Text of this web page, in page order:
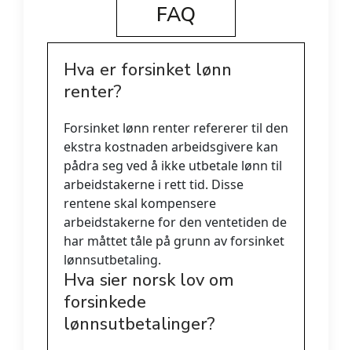
FAQ
Hva er forsinket lønn
renter?
Forsinket lønn renter refererer til den
ekstra kostnaden arbeidsgivere kan
pådra seg ved å ikke utbetale lønn til
arbeidstakerne i rett tid. Disse
rentene skal kompensere
arbeidstakerne for den ventetiden de
har måttet tåle på grunn av forsinket
lønnsutbetaling.
Hva sier norsk lov om
forsinkede
lønnsutbetalinger?